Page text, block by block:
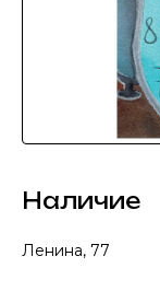
Наличие
Ленина, 77